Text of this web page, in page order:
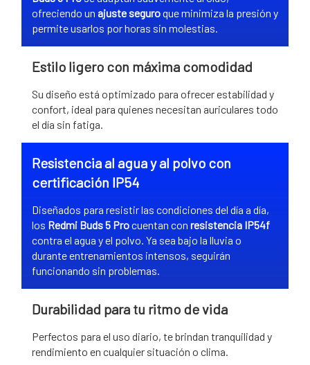
ofreciendo un ajuste seguroque minimiza la presión y
permite usarlos por horas sin molestias.
Estilo ligero con máxima comodidad
Su diseño está optimizado para ofrecer estabilidad y
confort, ideal para quienes necesitan auriculares todo
el día sin fatiga.
Resistencia al agua y al polvo con
certificación IP54
Diseñados para resistir las condiciones del día a día,
los Redmi Buds 5 Procuentan con resistencia IP54f
contra el agua y el polvo. Ya sea bajo la lluvia o
durante entrenamientos intensos, seguirán
funcionando sin problemas.
Durabilidad para tu ritmo de vida
Perfectos para el uso diario, te brindan tranquilidad y
rendimiento en cualquier situación o clima.